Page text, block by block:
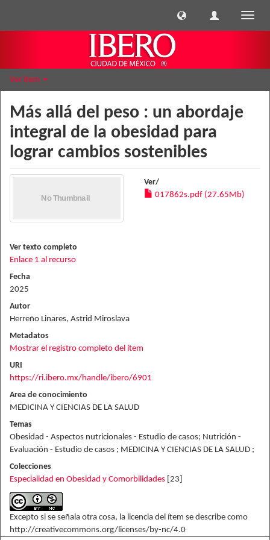
Ver ítem
Más allá del peso : un abordaje
integral de la obesidad para
lograr cambios sostenibles
Ver/
017862s.pdf (27.65Mb)
Ver texto completo
Enlace 1 al recurso
Fecha
2025
Autor
Herreño Linares, Astrid Miroslava
Metadatos
Mostrar el registro completo del ítem
URI
https://ri.ibero.mx/handle/ibero/6901
Area de conocimiento
MEDICINA Y CIENCIAS DE LA SALUD
Temas
Obesidad - Aspectos nutricionales - Estudio de casos; Nutrición -
Evaluación - Estudio de casos ; MEDICINA Y CIENCIAS DE LA SALUD ;
Colecciones
Especialidad en Obesidad y Comorbilidades [23]
Excepto si se señala otra cosa, la licencia del ítem se describe como
http://creativecommons.org/licenses/by-nc/4.0